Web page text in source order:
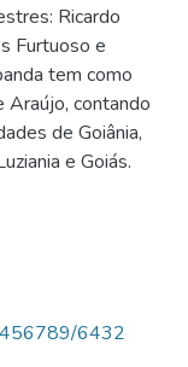
Ricardo
Furtuoso e
tem como
contando
de Goiânia,
e Goiás.
6432